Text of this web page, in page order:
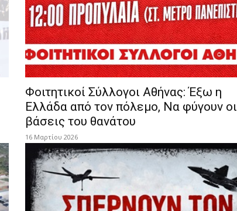
Φοιτητικοί Σύλλογοι Αθήνας: Έξω η
Ελλάδα από τον πόλεμο, Να φύγουν οι
βάσεις του θανάτου
16 Μαρτίου 2026